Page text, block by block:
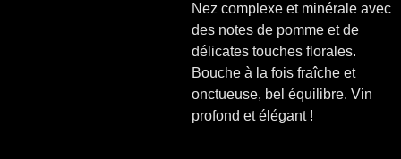
Nez complexe et minérale avec
des notes de pomme et de
délicates touches florales.
Bouche à la fois fraîche et
onctueuse, bel équilibre. Vin
profond et élégant !